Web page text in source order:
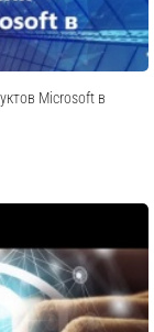
Microsoft в